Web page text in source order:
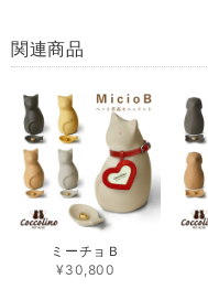
関連商品
ミーチョＢ
¥30,800